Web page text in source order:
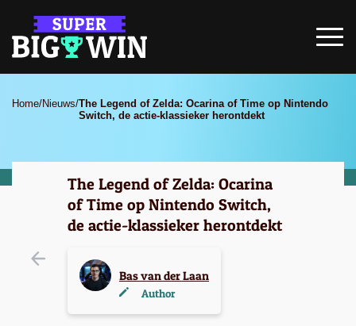
Home/Nieuws/The Legend of Zelda: Ocarina of Time op Nintendo
Switch, de actie-klassieker herontdekt
The Legend of Zelda: Ocarina
of Time op Nintendo Switch,
de actie-klassieker herontdekt
Bas van der Laan
Author